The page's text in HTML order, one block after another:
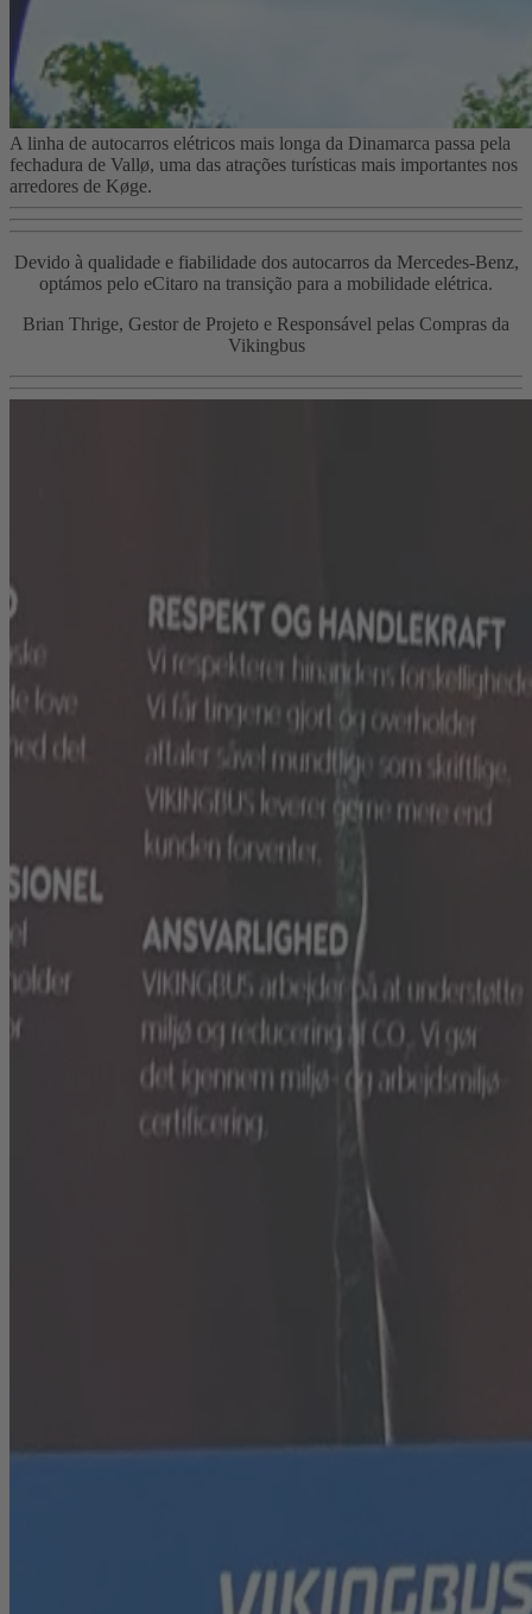
A linha de autocarros elétricos mais longa da Dinamarca passa pela
fechadura de Vallø, uma das atrações turísticas mais importantes nos
arredores de Køge.
Devido à qualidade e fiabilidade dos autocarros da Mercedes-Benz,
optámos pelo eCitaro na transição para a mobilidade elétrica.
Brian Thrige, Gestor de Projeto e Responsável pelas Compras da
Vikingbus